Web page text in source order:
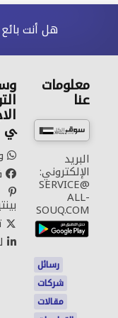
هل أنت
معلومات
عنا
البريد
الإلكتروني:
SERVICE@
ALL-
SOUQ.COM
رسائل
شركات
مقالات
ي